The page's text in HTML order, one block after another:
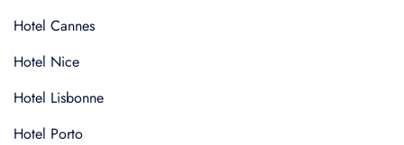
Hotel Cannes
Hotel Nice
Hotel Lisbonne
Hotel Porto